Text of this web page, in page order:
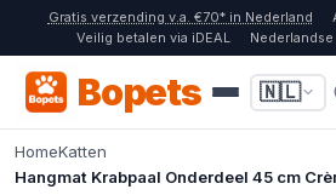
Gratis verzending v.a. €70* in Nederland
Veilig betalen via iDEAL
Bopets 🇳🇱
HomeKatten
Hangmat Krabpaal Onderdeel 45 cm